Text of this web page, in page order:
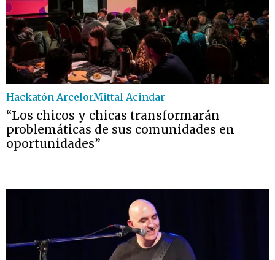
Hackatón ArcelorMittal Acindar
“Los chicos y chicas transformarán
problemáticas de sus comunidades en
oportunidades”